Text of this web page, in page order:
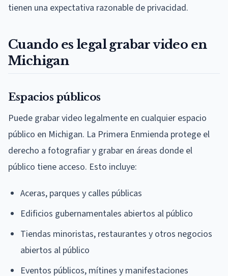
tienen una expectativa razonable de privacidad.
Cuando es legal grabar video en
Michigan
Espacios públicos
Puede grabar video legalmente en cualquier espacio
público en Michigan. La Primera Enmienda protege el
derecho a fotografiar y grabar en áreas donde el
público tiene acceso. Esto incluye:
Aceras, parques y calles públicas
Edificios gubernamentales abiertos al público
Tiendas minoristas, restaurantes y otros negocios
abiertos al público
Eventos públicos, mítines y manifestaciones